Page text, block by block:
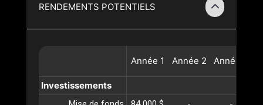
RENDEMENTS POTENTIELS
Année 1 Année 2 Année
Investissements